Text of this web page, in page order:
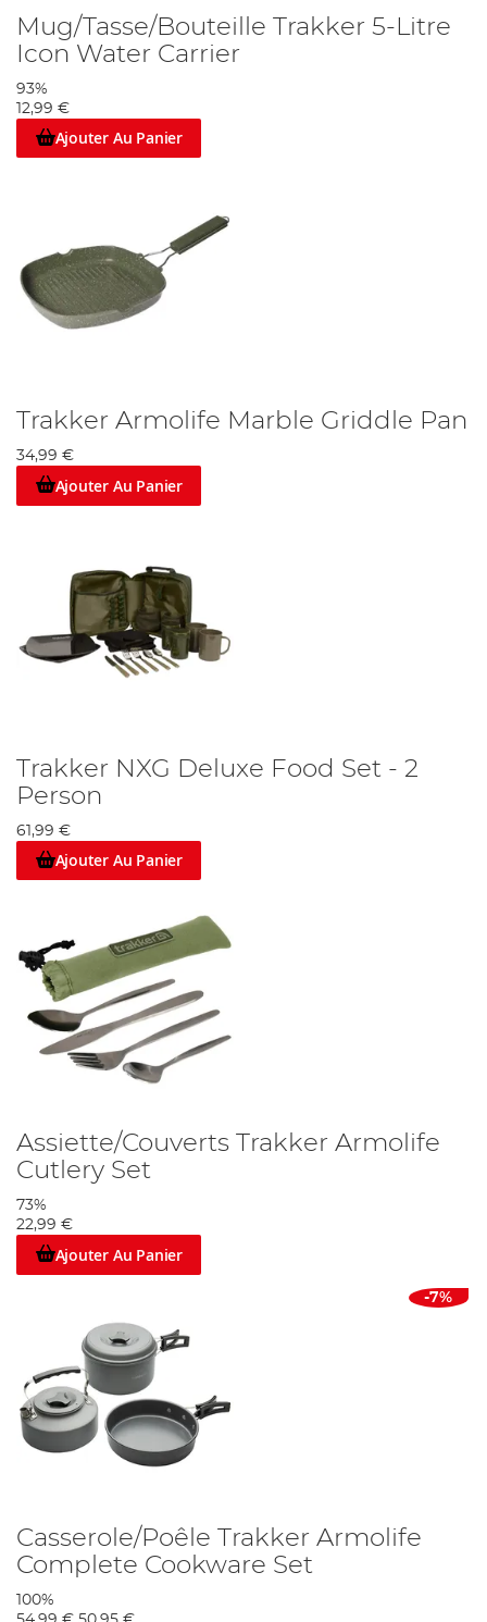
Mug/Tasse/Bouteille Trakker 5-Litre
Icon Water Carrier
93%
12,99 €
Ajouter Au Panier
Trakker Armolife Marble Griddle Pan
34,99 €
Ajouter Au Panier
Trakker NXG Deluxe Food Set - 2
Person
61,99 €
Ajouter Au Panier
Assiette/Couverts Trakker Armolife
Cutlery Set
73%
22,99 €
Ajouter Au Panier
-7%
Casserole/Poêle Trakker Armolife
Complete Cookware Set
100%